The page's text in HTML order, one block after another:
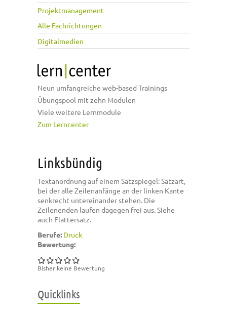
Projektmanagement
Alle Fachrichtungen
Digitalmedien
Neun umfangreiche web-based Trainings
Übungspool mit zehn Modulen
Viele weitere Lernmodule
Zum Lerncenter
Linksbündig
Textanordnung auf einem Satzspiegel: Satzart,
bei der alle Zeilenanfänge an der linken Kante
senkrecht untereinander stehen. Die
Zeilenenden laufen dagegen frei aus. Siehe
auch Flattersatz.
Berufe: Druck
Bewertung:
Bisher keine Bewertung
Quicklinks